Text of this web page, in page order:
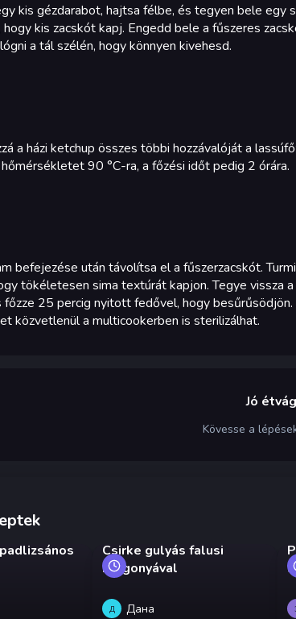
kis gézdarabot, hajtsa félbe, és tegyen bele
hogy kis zacskót kapj. Engedd bele a fűszeres
a tál szélén, hogy könnyen kivehesd.
a házi ketchup összes többi hozzávalóját a
90 °C-ra, a főzési időt pedig 2 órára.
befejezése után távolítsa el a fűszerzacskót.
tökéletesen sima textúrát kapjon. Tegye
főzze 25 percig nyitott fedővel, hogy
közvetlenül a multicookerben is sterilizálhat.
Jó
Kövesse a
Csirke gulyás falusi
burgonyával
Д Дана